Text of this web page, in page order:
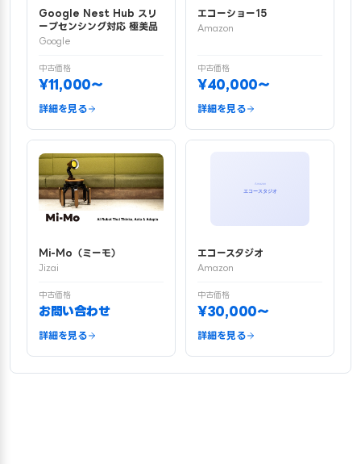
Google Nest Hub スリ
ープセンシング対応 極美品
Google
中古価格
¥11,000〜
詳細を見る
エコーショー15
Amazon
中古価格
¥40,000〜
詳細を見る
Mi-Mo（ミーモ）
Jizai
中古価格
お問い合わせ
詳細を見る
エコースタジオ
Amazon
中古価格
¥30,000〜
詳細を見る